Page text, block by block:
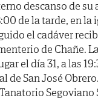
descanso de su
de la tarde, en
el cadáver
de Chañe.
el día 31, a las
de San José Obrero.
Segoviano